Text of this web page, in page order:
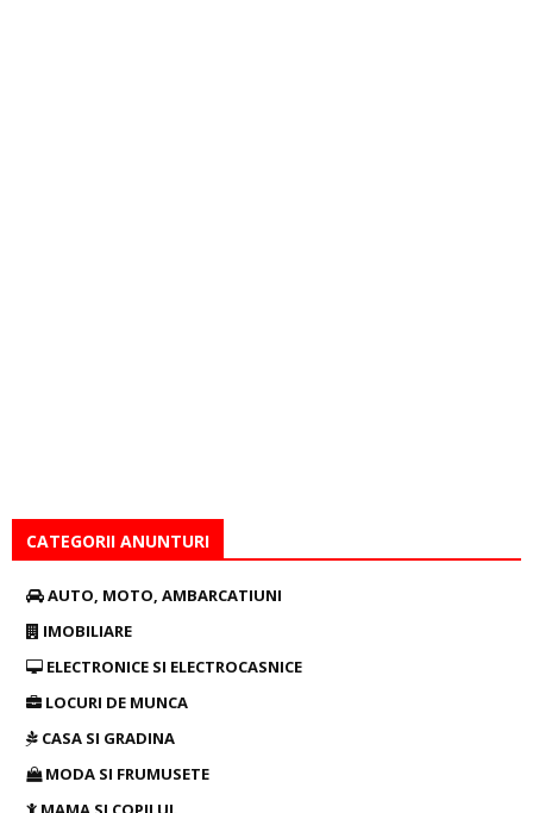
CATEGORII ANUNTURI
AUTO, MOTO, AMBARCATIUNI
IMOBILIARE
ELECTRONICE SI ELECTROCASNICE
LOCURI DE MUNCA
CASA SI GRADINA
MODA SI FRUMUSETE